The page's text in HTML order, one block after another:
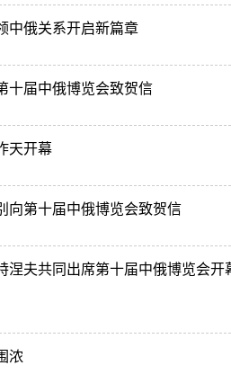
中俄关系开启新篇章
十届中俄博览会致贺信
天开幕
向第十届中俄博览会致贺信
涅夫共同出席第十届中俄博览会
浓